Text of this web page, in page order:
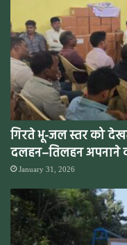
गिरते भू-जल स्तर को
दलहन–तिलहन अपनाने
January 31, 2026